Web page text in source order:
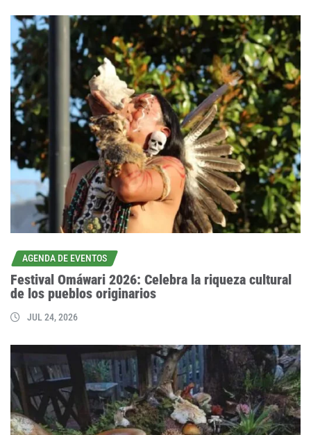
AGENDA DE EVENTOS
Festival Omáwari 2026: Celebra la riqueza cultural
de los pueblos originarios
JUL 24, 2026